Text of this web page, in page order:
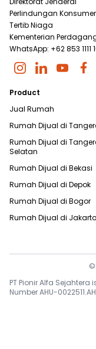
Perlindungan
Tertib Niaga
Kementerian
WhatsApp: +62 853 1111
Product
Jual Rumah
Rumah Dijual di
Rumah Dijual di
Selatan
Rumah Dijual di Bekasi
Rumah Dijual di Depok
Rumah Dijual di Bogor
Rumah Dijual di Jakarta
©
PT Pionir Alfa
Number AHU-